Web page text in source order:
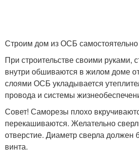
Строим дом из ОСБ самостоятельно
При строительстве своими руками,
внутри обшиваются в жилом доме
слоями ОСБ укладывается
провода и системы
Совет! Саморезы плохо
перекашиваются. Желательно
отверстие. Диаметр сверла
винта.